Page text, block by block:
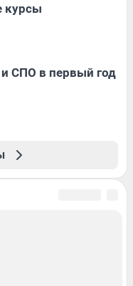
курсы
СПО в первый год